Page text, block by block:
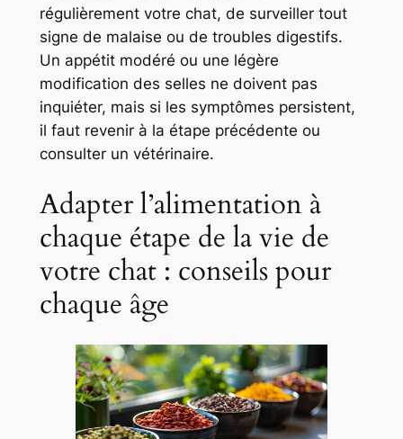
régulièrement votre chat, de surveiller tout
signe de malaise ou de troubles digestifs.
Un appétit modéré ou une légère
modification des selles ne doivent pas
inquiéter, mais si les symptômes persistent,
il faut revenir à la étape précédente ou
consulter un vétérinaire.
Adapter l’alimentation à
chaque étape de la vie de
votre chat : conseils pour
chaque âge